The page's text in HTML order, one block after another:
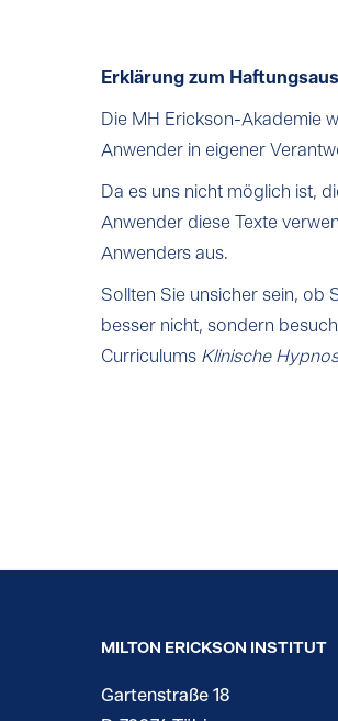
Erklärung zum
Die MH Erickson-Akademie
Anwender in eigener
Da es uns nicht möglich ist,
Anwender diese Texte
Anwenders aus.
Sollten Sie unsicher sein, ob
besser nicht, sondern
Curriculums Klinische
MILTON ERICKSON INSTITUT
Gartenstraße 18